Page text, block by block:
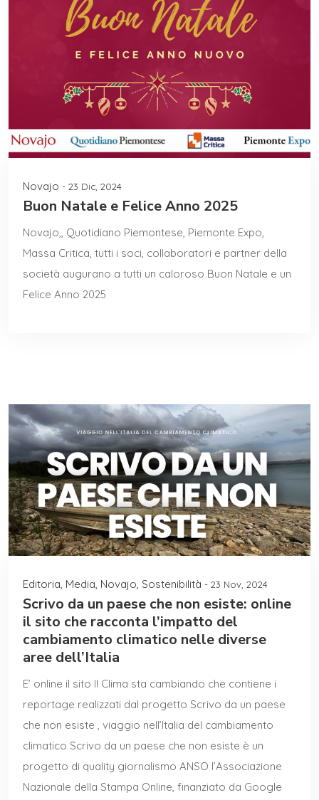
Novajo - 23 Dic, 2024
Buon Natale e Felice Anno 2025
Novajo,, Quotidiano Piemontese, Piemonte Expo,
Massa Critica, tutti i soci, collaboratori e partner della
società augurano a tutti un caloroso Buon Natale e un
Felice Anno 2025
Editoria Media Novajo Sostenibilità - 23 Nov, 2024
Scrivo da un paese che non esiste: online
il sito che racconta l’impatto del
cambiamento climatico nelle diverse
aree dell’Italia
E’ online il sito Il Clima sta cambiando che contiene i
reportage realizzati dal progetto Scrivo da un paese
che non esiste , viaggio nell’Italia del cambiamento
climatico Scrivo da un paese che non esiste è un
progetto di quality giornalismo ANSO l’Associazione
Nazionale della Stampa Online, finanziato da Google